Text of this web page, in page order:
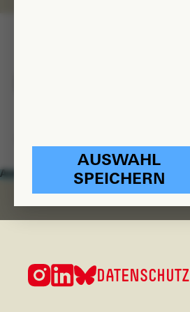
AUSWAHL
SPEICHERN
Anti-ableistisches Netzwerk e. V.
Instagram
LinkedIn
BlueskyDATENSCHUTZ